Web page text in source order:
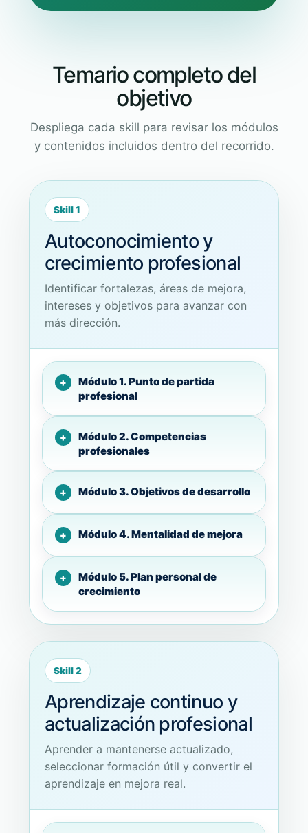
Temario completo del
objetivo
Despliega cada skill para revisar los módulos
y contenidos incluidos dentro del recorrido.
Skill 1
Autoconocimiento y
crecimiento profesional
Identificar fortalezas, áreas de mejora,
intereses y objetivos para avanzar con
más dirección.
Módulo 1. Punto de partida
profesional
Módulo 2. Competencias
profesionales
Módulo 3. Objetivos de desarrollo
Módulo 4. Mentalidad de mejora
Módulo 5. Plan personal de
crecimiento
Skill 2
Aprendizaje continuo y
actualización profesional
Aprender a mantenerse actualizado,
seleccionar formación útil y convertir el
aprendizaje en mejora real.